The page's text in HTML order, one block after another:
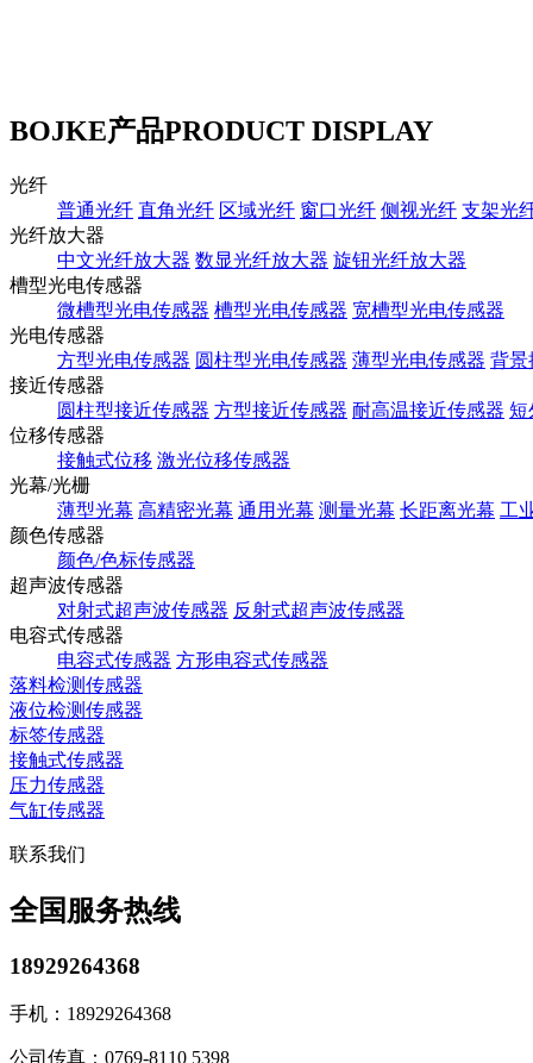
BOJKE产品PRODUCT DISPLAY
光纤
普通光纤 直角光纤 区域光纤 窗口光纤 侧视光纤 支架光
光纤放大器
中文光纤放大器 数显光纤放大器 旋钮光纤放大器
槽型光电传感器
微槽型光电传感器 槽型光电传感器 宽槽型光电传感器
光电传感器
方型光电传感器 圆柱型光电传感器 薄型光电传感器 背景
接近传感器
圆柱型接近传感器 方型接近传感器 耐高温接近传感器 短
位移传感器
接触式位移 激光位移传感器
光幕/光栅
薄型光幕 高精密光幕 通用光幕 测量光幕 长距离光幕 工
颜色传感器
颜色/色标传感器
超声波传感器
对射式超声波传感器 反射式超声波传感器
电容式传感器
电容式传感器 方形电容式传感器
落料检测传感器
液位检测传感器
标签传感器
接触式传感器
压力传感器
气缸传感器
联系我们
全国服务热线
18929264368
手机： 18929264368
公司传真： 0769-8110 5398